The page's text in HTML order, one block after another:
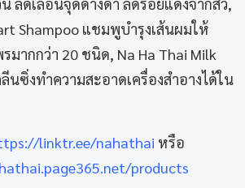
Shampoo แชมพูบำรุงเส้นผมให้
มากกว่า 20 ชนิด, Na Ha Thai Milk
นซิ่งทำความสะอาดเครื่องสำอางได้ใน
linktr.ee/nahathai หรือ
products